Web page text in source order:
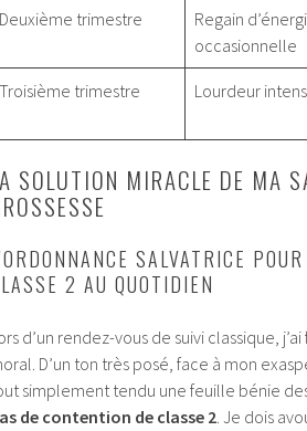
Deuxième trimestre
Regain
occasionnelle
Troisième trimestre Lourdeur
SOLUTION MIRACLE DE MA
SALVATRICE
2 AU QUOTIDIEN
d’un rendez-vous de suivi classique,
D’un ton très posé, face à mon
simplement tendu une feuille bénie
de contention de classe 2. Je dois